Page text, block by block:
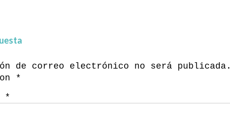
de correo electrónico no será publicada.
*
*